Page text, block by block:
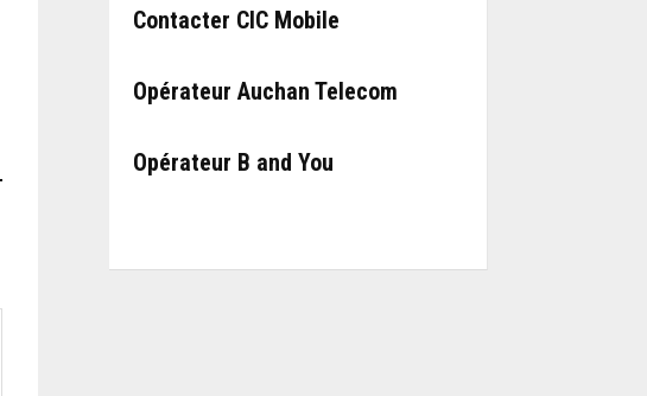
Contacter CIC Mobile
Opérateur Auchan Telecom
Opérateur B and You